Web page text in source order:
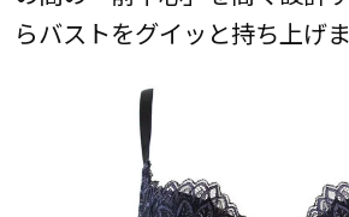
らバストをグイッと持ち上げま